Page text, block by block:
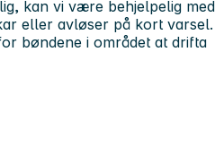
kan vi være behjelpelig med
eller avløser på kort varsel.
bøndene i området at drifta